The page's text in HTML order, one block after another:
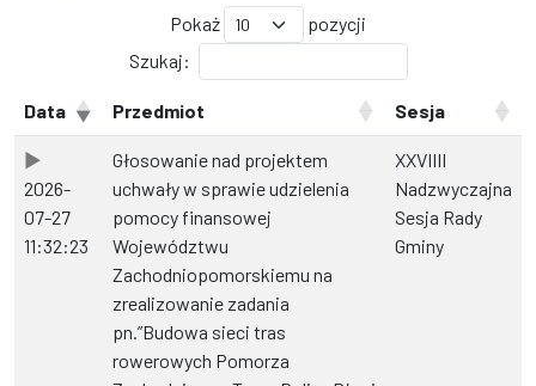
Pokaż
pozycji
Szukaj:
Data Przedmiot Sesja
2026-
07-27
11:32:23
Głosowanie nad projektem
uchwały w sprawie udzielenia
pomocy finansowej
Województwu
Zachodniopomorskiemu na
zrealizowanie zadania
pn.”Budowa sieci tras
rowerowych Pomorza
XXVIIII
Nadzwyczajna
Sesja Rady
Gminy